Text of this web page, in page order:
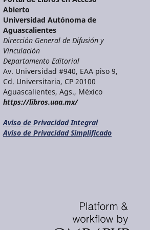
Abierto
Universidad Autónoma de
Aguascalientes
Dirección General de Difusión y
Vinculación
Departamento Editorial
Av. Universidad #940, EAA piso 9,
Cd. Universitaria, CP 20100
Aguascalientes, Ags., México
https://libros.uaa.mx/
Aviso de Privacidad Integral
Aviso de Privacidad Simplificado